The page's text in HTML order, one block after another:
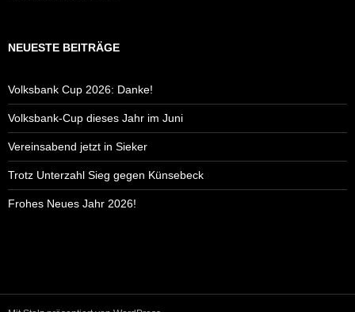
NEUESTE BEITRÄGE
Volksbank Cup 2026: Danke!
Volksbank-Cup dieses Jahr im Juni
Vereinsabend jetzt in Sieker
Trotz Unterzahl Sieg gegen Künsebeck
Frohes Neues Jahr 2026!